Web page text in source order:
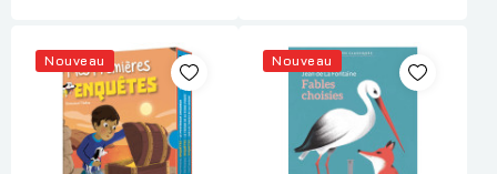
Nouveau Nouveau